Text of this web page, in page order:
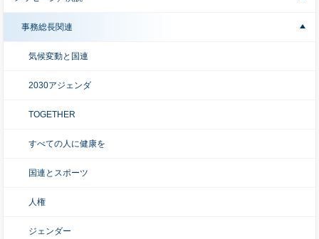
事務総長関連
気候変動と国連
2030アジェンダ
TOGETHER
すべての人に健康を
国連とスポーツ
人権
ジェンダー